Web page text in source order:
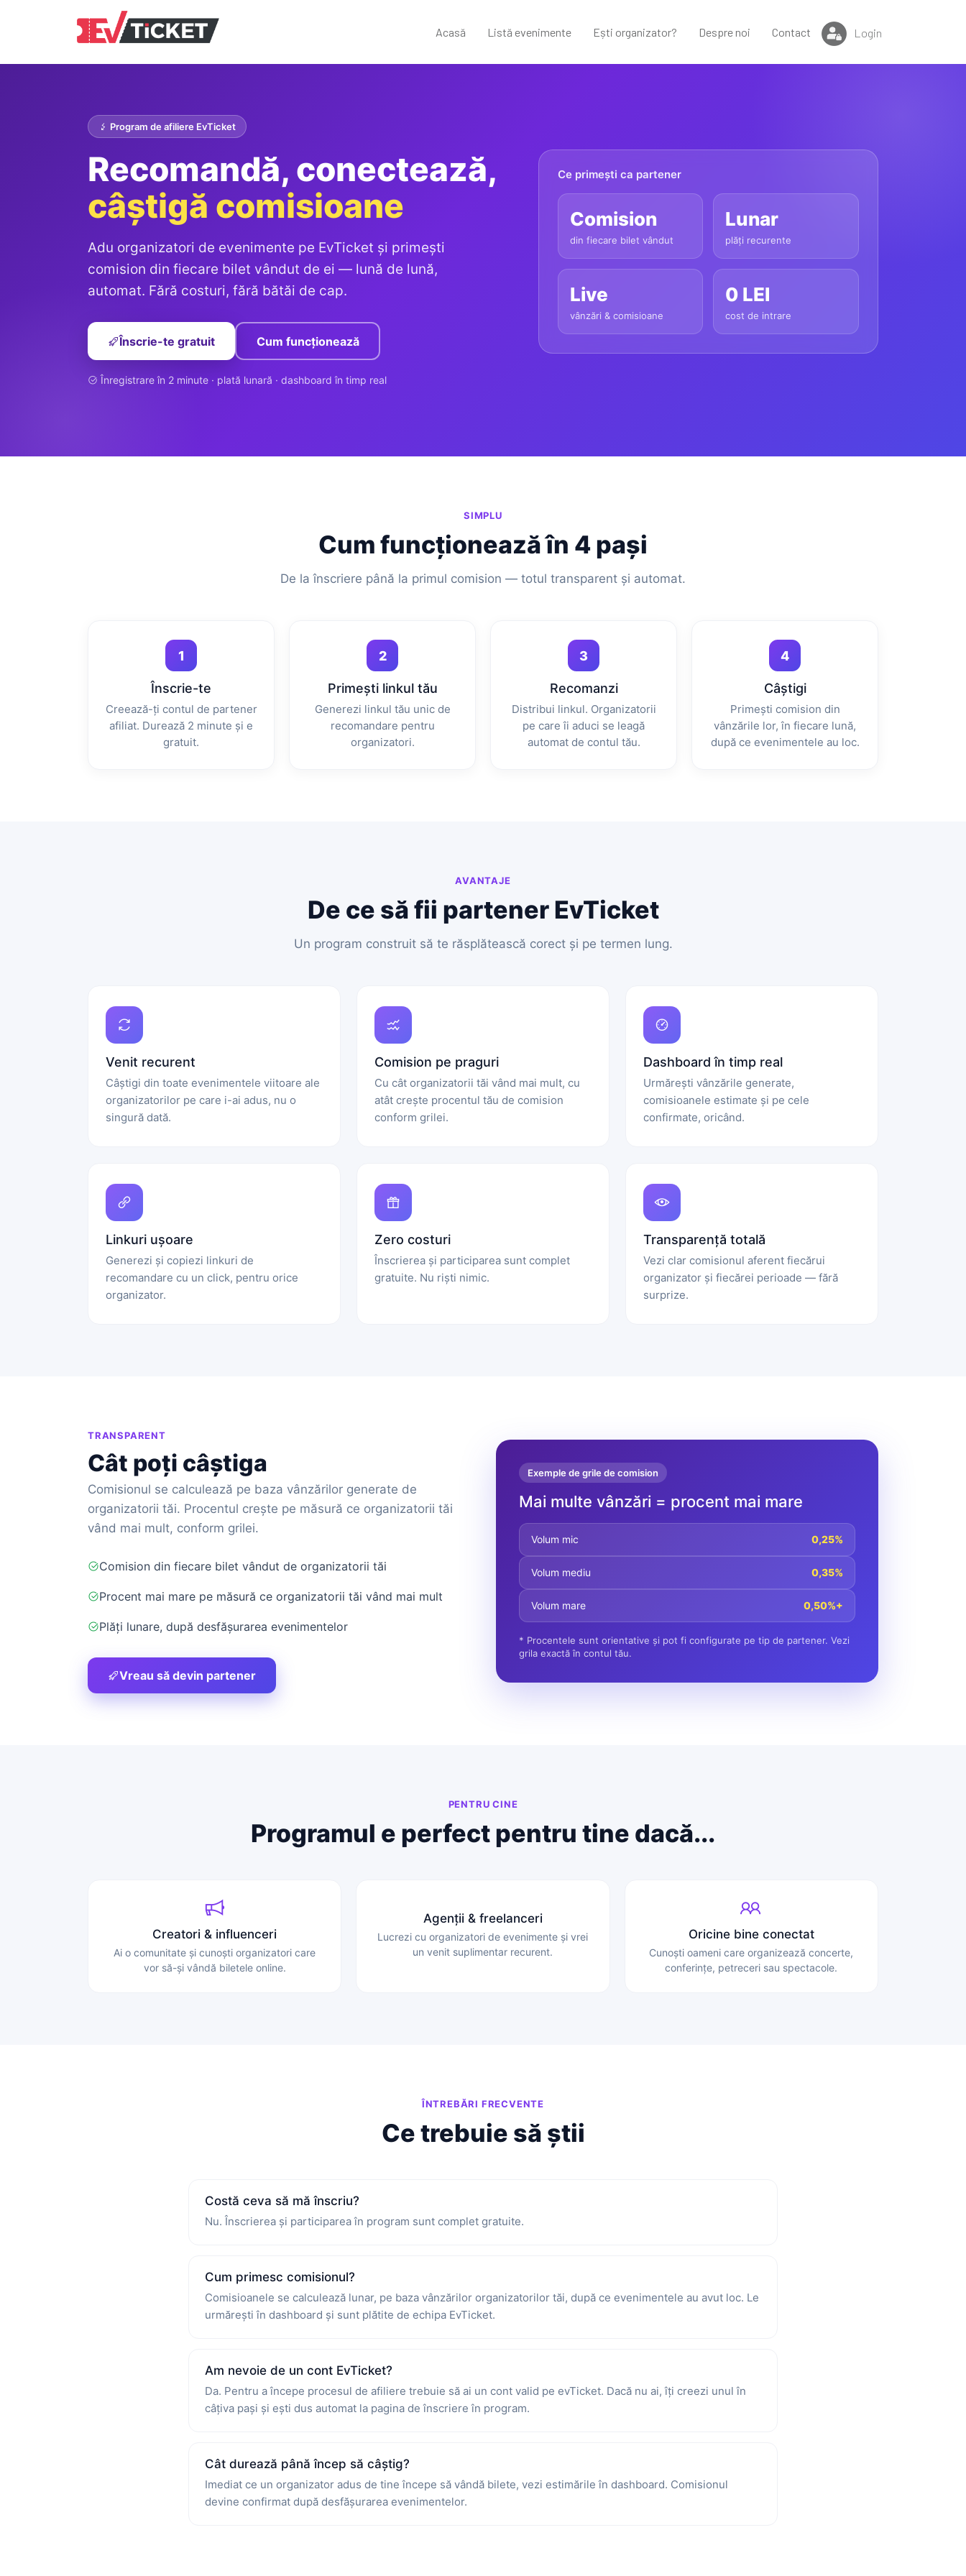
Acasă Listă evenimente Ești organizator? Despre noi Contact Login
Program de afiliere EvTicket
Recomandă, conectează,
câștigă comisioane
Adu organizatori de evenimente pe EvTicket și primești
comision din fiecare bilet vândut de ei — lună de lună,
automat. Fără costuri, fără bătăi de cap.
Înscrie-te gratuit Cum funcționează
Înregistrare în 2 minute · plată lunară · dashboard în timp real
Ce primești ca partener
Comision
din fiecare bilet vândut
Lunar
plăți recurente
Live
vânzări & comisioane
0 LEI
cost de intrare
SIMPLU
Cum funcționează în 4 pași
De la înscriere până la primul comision — totul transparent și automat.
1
Înscrie-te
Creează-ți contul de partener
afiliat. Durează 2 minute și e
gratuit.
2
Primești linkul tău
Generezi linkul tău unic de
recomandare pentru
organizatori.
3
Recomanzi
Distribui linkul. Organizatorii
pe care îi aduci se leagă
automat de contul tău.
4
Câștigi
Primești comision din
vânzările lor, în fiecare lună,
după ce evenimentele au loc.
AVANTAJE
De ce să fii partener EvTicket
Un program construit să te răsplătească corect și pe termen lung.
Venit recurent
Câștigi din toate evenimentele viitoare ale
organizatorilor pe care i-ai adus, nu o
singură dată.
Comision pe praguri
Cu cât organizatorii tăi vând mai mult, cu
atât crește procentul tău de comision
conform grilei.
Dashboard în timp real
Urmărești vânzările generate,
comisioanele estimate și pe cele
confirmate, oricând.
Linkuri ușoare
Generezi și copiezi linkuri de
recomandare cu un click, pentru orice
organizator.
Zero costuri
Înscrierea și participarea sunt complet
gratuite. Nu riști nimic.
Transparență totală
Vezi clar comisionul aferent fiecărui
organizator și fiecărei perioade — fără
surprize.
TRANSPARENT
Cât poți câștiga
Comisionul se calculează pe baza vânzărilor generate de
organizatorii tăi. Procentul crește pe măsură ce organizatorii tăi
vând mai mult, conform grilei.
Comision din fiecare bilet vândut de organizatorii tăi
Procent mai mare pe măsură ce organizatorii tăi vând mai mult
Plăți lunare, după desfășurarea evenimentelor
Vreau să devin partener
Exemple de grile de comision
Mai multe vânzări = procent mai mare
Volum mic 0,25%
Volum mediu 0,35%
Volum mare 0,50%+
* Procentele sunt orientative și pot fi configurate pe tip de partener. Vezi
grila exactă în contul tău.
PENTRU CINE
Programul e perfect pentru tine dacă...
Creatori & influenceri
Ai o comunitate și cunoști organizatori care
vor să-și vândă biletele online.
Agenții & freelanceri
Lucrezi cu organizatori de evenimente și vrei
un venit suplimentar recurent.
Oricine bine conectat
Cunoști oameni care organizează concerte,
conferințe, petreceri sau spectacole.
ÎNTREBĂRI FRECVENTE
Ce trebuie să știi
Costă ceva să mă înscriu?
Nu. Înscrierea și participarea în program sunt complet gratuite.
Cum primesc comisionul?
Comisioanele se calculează lunar, pe baza vânzărilor organizatorilor tăi, după ce evenimentele au avut loc. Le
urmărești în dashboard și sunt plătite de echipa EvTicket.
Am nevoie de un cont EvTicket?
Da. Pentru a începe procesul de afiliere trebuie să ai un cont valid pe evTicket. Dacă nu ai, îți creezi unul în
câțiva pași și ești dus automat la pagina de înscriere în program.
Cât durează până încep să câștig?
Imediat ce un organizator adus de tine începe să vândă bilete, vezi estimările în dashboard. Comisionul
devine confirmat după desfășurarea evenimentelor.